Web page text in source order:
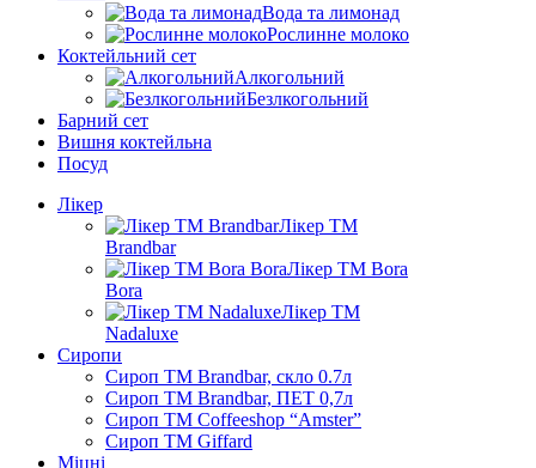
Вода та лимонад
Рослинне молоко
Коктейльний сет
Алкогольний
Безлкогольний
Барний сет
Вишня коктейльна
Посуд
Лікер
Лікер ТМ
Brandbar
Лікер ТМ Bora
Bora
Лікер ТМ
Nadaluxe
Сиропи
Сироп TM Brandbar, скло 0.7л
Сироп TM Brandbar, ПЕТ 0,7л
Сироп TM Coffeeshop “Amster”
Сироп TM Giffard
Міцні